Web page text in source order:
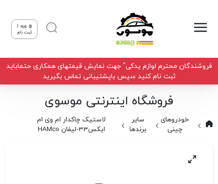
ورود |
ثبت نام
فروشندگان محترم لوازم یدکی" جهت نمایش قیمتهای همکاری حتماباید
ثبت نام کنید سپس باپشتیبانی تماس بگیرید
فروشگاه اینترنتی موسوی
خودروهای
چینی
سایر
برندها
لاستیک چاکدار ام وی ام
ایکس33-لیفان HAMco